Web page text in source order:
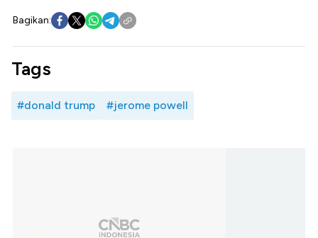
Bagikan:
Tags
#donald trump #jerome powell